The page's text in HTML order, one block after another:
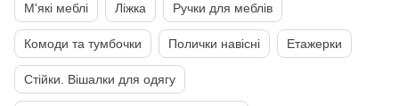
М'які меблі Ліжка Ручки для меблів
Комоди та тумбочки Полички навісні Етажерки
Стійки. Вішалки для одягу